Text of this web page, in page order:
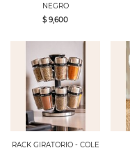
NEGRO
$ 9,600
RACK GIRATORIO - COLE